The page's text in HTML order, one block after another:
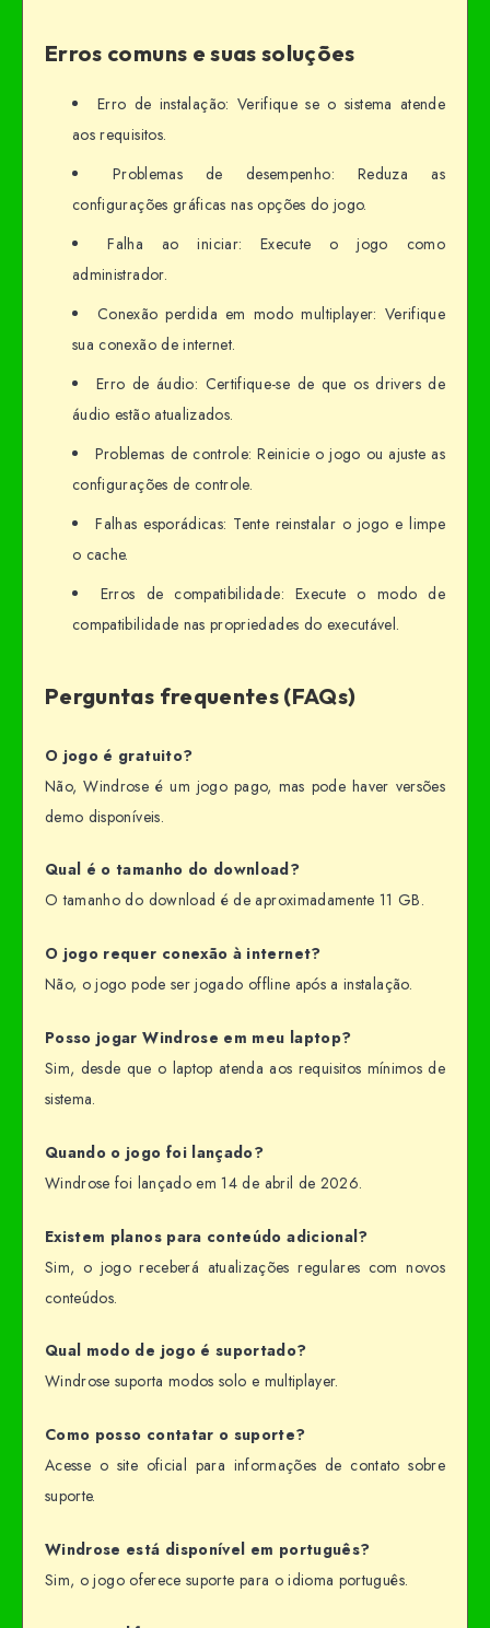
Erros comuns e suas soluções
Erro de instalação: Verifique se o sistema atende
aos requisitos.
Problemas de desempenho: Reduza as
configurações gráficas nas opções do jogo.
Falha ao iniciar: Execute o jogo como
administrador.
Conexão perdida em modo multiplayer: Verifique
sua conexão de internet.
Erro de áudio: Certifique-se de que os drivers de
áudio estão atualizados.
Problemas de controle: Reinicie o jogo ou ajuste as
configurações de controle.
Falhas esporádicas: Tente reinstalar o jogo e limpe
o cache.
Erros de compatibilidade: Execute o modo de
compatibilidade nas propriedades do executável.
Perguntas frequentes (FAQs)
O jogo é gratuito?
Não, Windrose é um jogo pago, mas pode haver versões
demo disponíveis.
Qual é o tamanho do download?
O tamanho do download é de aproximadamente 11 GB.
O jogo requer conexão à internet?
Não, o jogo pode ser jogado offline após a instalação.
Posso jogar Windrose em meu laptop?
Sim, desde que o laptop atenda aos requisitos mínimos de
sistema.
Quando o jogo foi lançado?
Windrose foi lançado em 14 de abril de 2026.
Existem planos para conteúdo adicional?
Sim, o jogo receberá atualizações regulares com novos
conteúdos.
Qual modo de jogo é suportado?
Windrose suporta modos solo e multiplayer.
Como posso contatar o suporte?
Acesse o site oficial para informações de contato sobre
suporte.
Windrose está disponível em português?
Sim, o jogo oferece suporte para o idioma português.